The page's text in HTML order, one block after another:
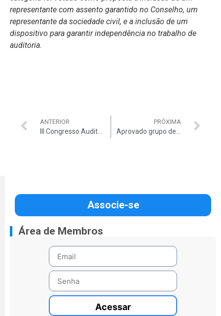
representante com assento garantido no Conselho, um
representante da sociedade civil, e a inclusão de um
dispositivo para garantir independência no trabalho de
auditoria.
ANTERIOR PRÓXIMA
Associe-se
Área de Membros
Acessar